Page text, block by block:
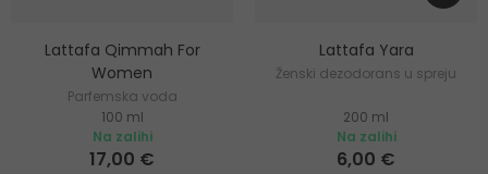
Lattafa Qimmah For
Women
Parfemska voda
100 ml
Na zalihi
17,00 €
Lattafa Yara
Ženski dezodorans u spreju
200 ml
Na zalihi
6,00 €